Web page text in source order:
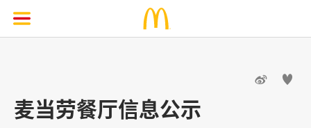
 
麦当劳餐厅信息公示